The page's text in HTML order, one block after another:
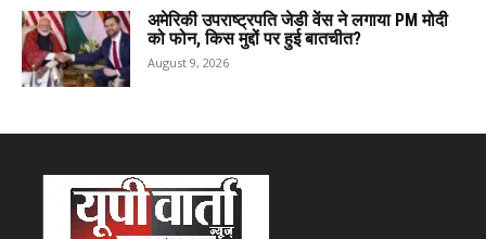
अमेरिकी उपराष्ट्रपति जेडी वेंस ने लगाया PM मोदी
को फोन, किस मुद्दों पर हुई बातचीत?
August 9, 2026